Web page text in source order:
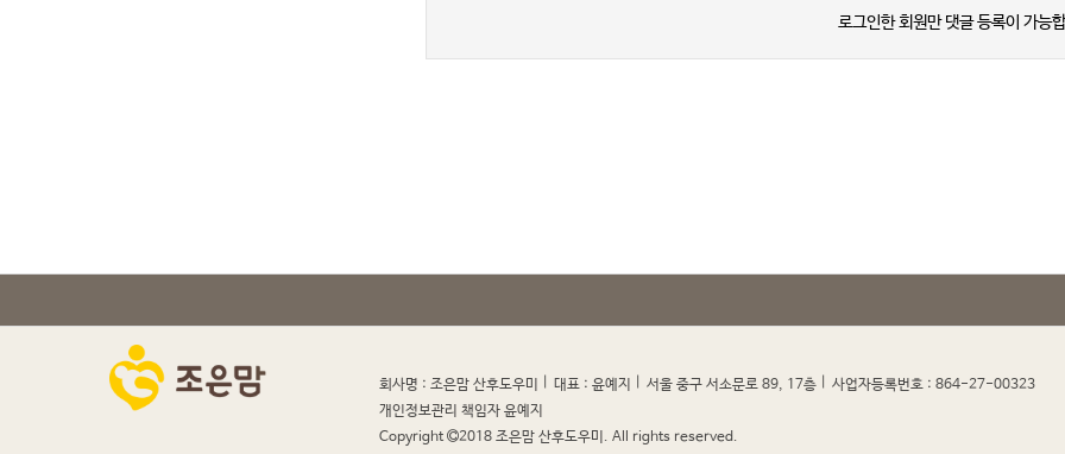
로그인한 회원만 댓글 등록이 가능
회사명 : 조은맘 산후도우미 대표 : 윤예지 서울 중구 서소문로 89, 17층 사업자등록번호 : 864-27-00323
개인정보관리 책임자 윤예지
Copyright
2018 조은맘 산후도우미. All rights reserved.